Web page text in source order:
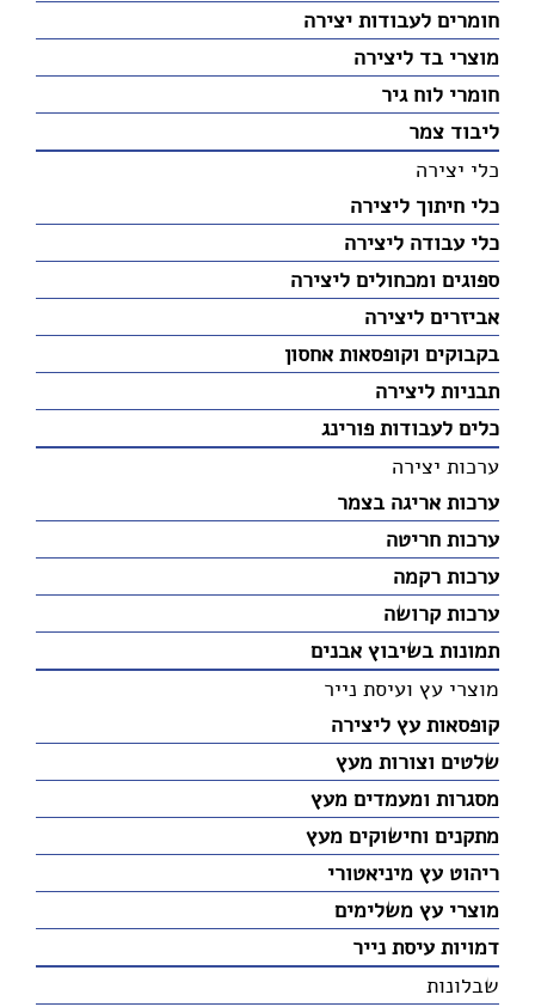
חומרים לעבודות יצירה
מוצרי בד ליצירה
חומרי לוח גיר
ליבוד צמר
כלי יצירה
כלי חיתוך ליצירה
כלי עבודה ליצירה
ספוגים ומכחולים ליצירה
אביזרים ליצירה
בקבוקים וקופסאות אחסון
תבניות ליצירה
כלים לעבודות פורינג
ערכות יצירה
ערכות אריגה בצמר
ערכות חריטה
ערכות רקמה
ערכות קרושה
תמונות בשיבוץ אבנים
מוצרי עץ ועיסת נייר
קופסאות עץ ליצירה
שלטים וצורות מעץ
מסגרות ומעמדים מעץ
מתקנים וחישוקים מעץ
ריהוט עץ מיניאטורי
מוצרי עץ משלימים
דמויות עיסת נייר
שבלונות